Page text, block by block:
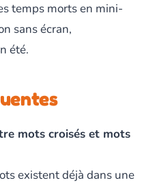
temps morts en mini-
sans écran,
été.
mots croisés et mots
existent déjà dans une